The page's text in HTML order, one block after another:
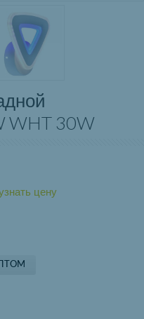
WHT 30W
цену